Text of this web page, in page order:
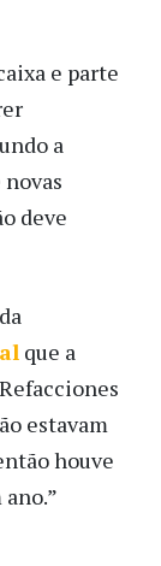
e parte
a
deve
que a
estavam
houve